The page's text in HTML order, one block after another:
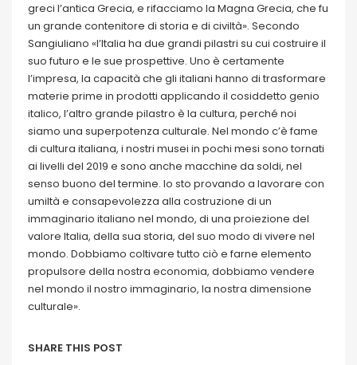
greci l’antica Grecia, e rifacciamo la Magna Grecia, che fu
un grande contenitore di storia e di civiltà». Secondo
Sangiuliano «l’Italia ha due grandi pilastri su cui costruire il
suo futuro e le sue prospettive. Uno è certamente
l’impresa, la capacità che gli italiani hanno di trasformare
materie prime in prodotti applicando il cosiddetto genio
italico, l’altro grande pilastro è la cultura, perché noi
siamo una superpotenza culturale. Nel mondo c’è fame
di cultura italiana, i nostri musei in pochi mesi sono tornati
ai livelli del 2019 e sono anche macchine da soldi, nel
senso buono del termine. Io sto provando a lavorare con
umiltà e consapevolezza alla costruzione di un
immaginario italiano nel mondo, di una proiezione del
valore Italia, della sua storia, del suo modo di vivere nel
mondo. Dobbiamo coltivare tutto ciò e farne elemento
propulsore della nostra economia, dobbiamo vendere
nel mondo il nostro immaginario, la nostra dimensione
culturale».
SHARE THIS POST